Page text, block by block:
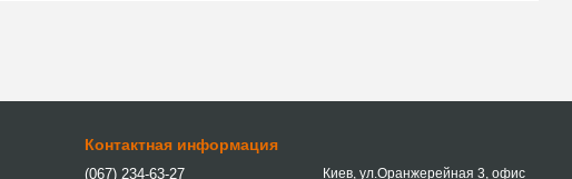
Контактная информация
(067) 234-63-27
Киев, ул.Оранжерейная 3, офис